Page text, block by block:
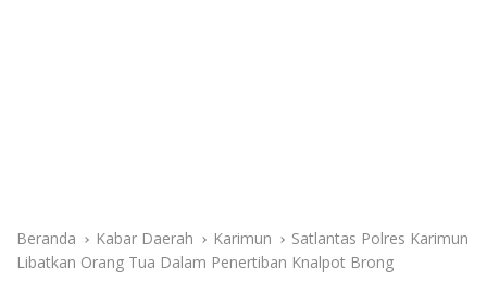
Beranda Kabar Daerah Karimun
Satlantas Polres Karimun
Libatkan Orang Tua Dalam Penertiban Knalpot Brong